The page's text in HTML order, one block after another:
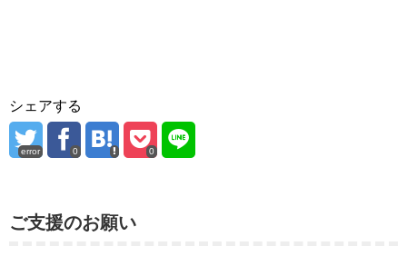
シェアする
error 0 0
ご支援のお願い